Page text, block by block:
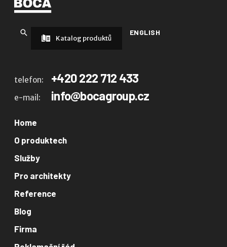
ENGLISH
Katalog produktů
telefon: +420 222 712 433
e-mail: info@bocagroup.cz
Home
O produktech
Služby
Pro architekty
Reference
Blog
Firma